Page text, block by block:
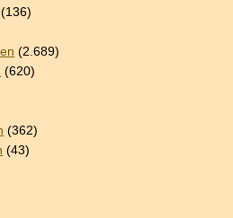
(136)
(2.689)
(620)
(362)
(43)